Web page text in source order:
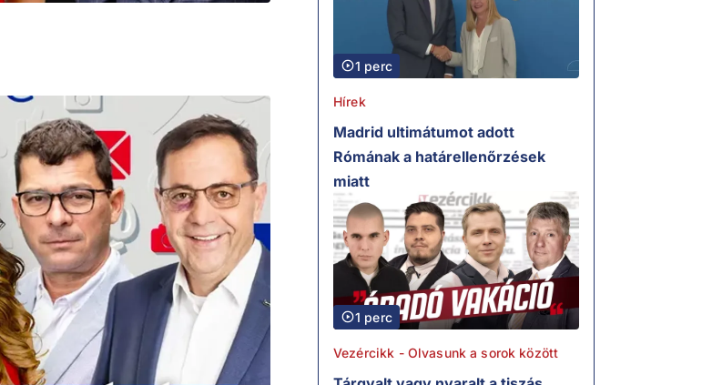
1 perc
Hírek
Madrid ultimátumot adott
Rómának a határellenőrzések
miatt
1 perc
Vezércikk - Olvasunk a sorok között